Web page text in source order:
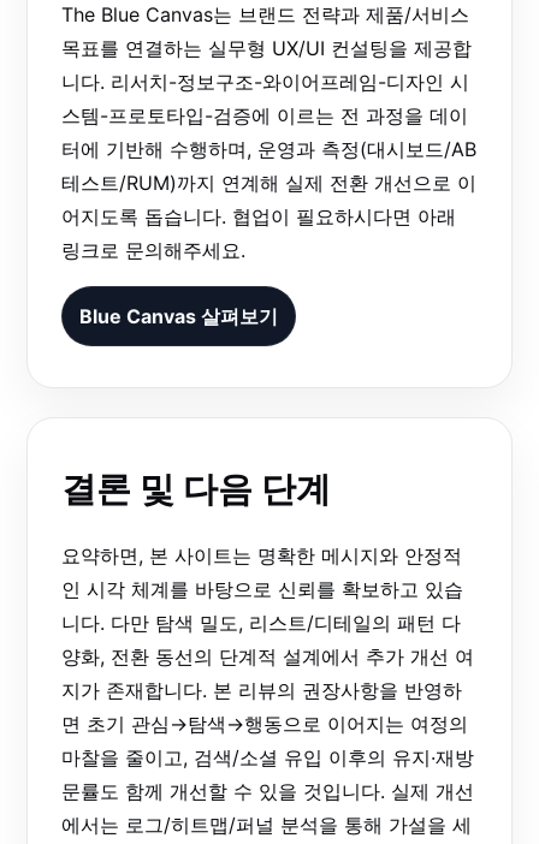
The Blue Canvas는 브랜드 전략과 제품/서비스
목표를 연결하는 실무형 UX/UI 컨설팅을 제공합
니다. 리서치-정보구조-와이어프레임-디자인 시
스템-프로토타입-검증에 이르는 전 과정을 데이
터에 기반해 수행하며, 운영과 측정(대시보드/AB
테스트/RUM)까지 연계해 실제 전환 개선으로 이
어지도록 돕습니다. 협업이 필요하시다면 아래
링크로 문의해주세요.
Blue Canvas 살펴보기
결론 및 다음 단계
요약하면, 본 사이트는 명확한 메시지와 안정적
인 시각 체계를 바탕으로 신뢰를 확보하고 있습
니다. 다만 탐색 밀도, 리스트/디테일의 패턴 다
양화, 전환 동선의 단계적 설계에서 추가 개선 여
지가 존재합니다. 본 리뷰의 권장사항을 반영하
면 초기 관심→탐색→행동으로 이어지는 여정의
마찰을 줄이고, 검색/소셜 유입 이후의 유지·재방
문률도 함께 개선할 수 있을 것입니다. 실제 개선
에서는 로그/히트맵/퍼널 분석을 통해 가설을 세